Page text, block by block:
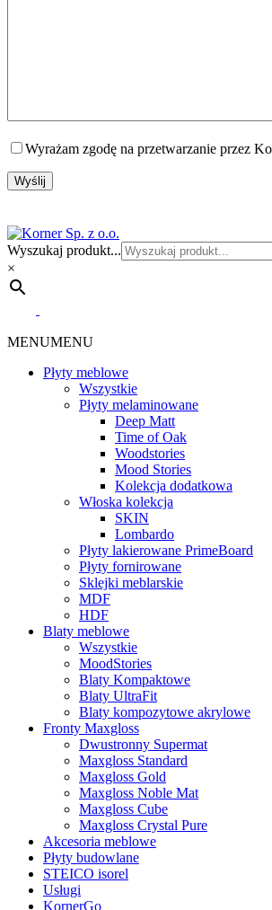
Wyrażam zgodę na przetwarzanie przez
Wyszukaj produkt...
×
MENUMENU
Płyty meblowe
Wszystkie
Płyty melaminowane
Deep Matt
Time of Oak
Woodstories
Mood Stories
Kolekcja dodatkowa
Włoska kolekcja
SKIN
Lombardo
Płyty lakierowane PrimeBoard
Płyty fornirowane
Sklejki meblarskie
MDF
HDF
Blaty meblowe
Wszystkie
MoodStories
Blaty Kompaktowe
Blaty UltraFit
Blaty kompozytowe akrylowe
Fronty Maxgloss
Dwustronny Supermat
Maxgloss Standard
Maxgloss Gold
Maxgloss Noble Mat
Maxgloss Cube
Maxgloss Crystal Pure
Akcesoria meblowe
Płyty budowlane
STEICO isorel
Usługi
KornerGo